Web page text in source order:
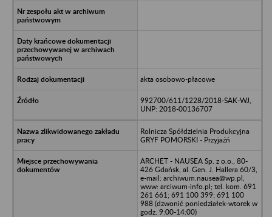
akta osobowo-płacowe
992700/611/1228/2018-SAK-WJ,
UNP: 2018-00136707
Rolnicza Spółdzielnia Produkcyjna
GRYF POMORSKI - Przyjaźń
ARCHET - NAUSEA Sp. z o.o., 80-
426 Gdańsk, al. Gen. J. Hallera 60/3,
e-mail: archiwum.nausea@wp.pl,
www: arciwum-info.pl; tel. kom. 691
261 661; 691 100 399; 691 100
988 (dzwonić poniedziałek-wtorek w
godz. 9:00-14:00)